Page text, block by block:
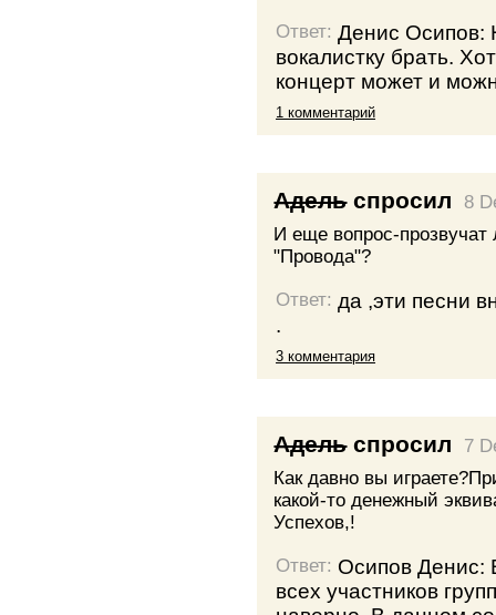
Ответ: Денис Осипов:
вокалистку брать.
концерт может и
1 комментарий
Адельспросил
8
И еще вопрос-
"Провода"?
Ответ: да ,эти песни
.
3 комментария
Адельспросил
7
Как давно вы
какой-то денежный
Успехов,!
Ответ: Осипов Денис:
всех участников